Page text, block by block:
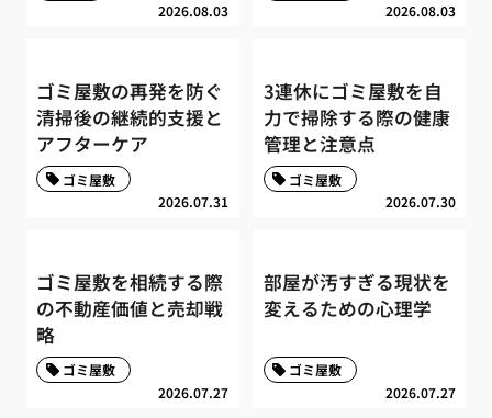
2026.08.03 2026.08.03
ゴミ屋敷の再発を防ぐ
清掃後の継続的支援と
アフターケア
2026.07.31
ゴミ屋敷
3連休にゴミ屋敷を自
力で掃除する際の健康
管理と注意点
2026.07.30
ゴミ屋敷
ゴミ屋敷を相続する際
の不動産価値と売却戦
略
2026.07.27
ゴミ屋敷
部屋が汚すぎる現状を
変えるための心理学
2026.07.27
ゴミ屋敷